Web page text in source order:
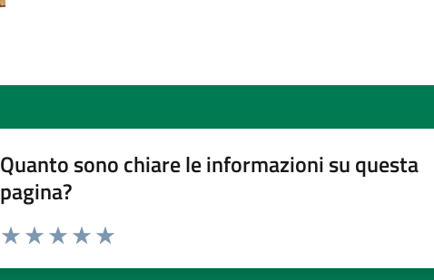
Quanto sono chiare le informazioni su questa
pagina?